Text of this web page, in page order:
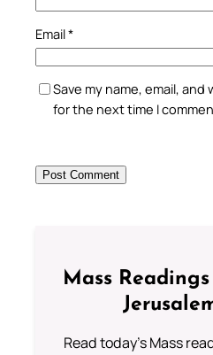
Email*
Save my name, email,
for the next time I
Mass
Read today's Mass